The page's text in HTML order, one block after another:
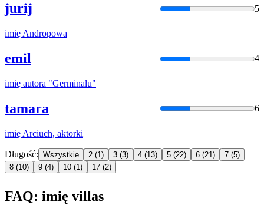
jurij 5
imię Andropowa
emil 4
imię autora "Germinalu"
tamara 6
imię Arciuch, aktorki
Długość: Wszystkie 2 (1) 3 (3) 4 (13) 5 (22) 6 (21) 7 (5)
8 (10) 9 (4) 10 (1) 17 (2)
FAQ: imię villas